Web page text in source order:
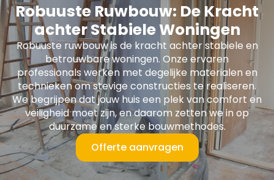
Robuuste Ruwbouw: De Kracht
achter Stabiele Woningen
Robuuste ruwbouw is de kracht achter stabiele en
betrouwbare woningen. Onze ervaren
professionals werken met degelijke materialen en
technieken om stevige constructies te realiseren.
We begrijpen dat jouw huis een plek van comfort en
veiligheid moet zijn, en daarom zetten we in op
duurzame en sterke bouwmethodes.
Offerte aanvragen